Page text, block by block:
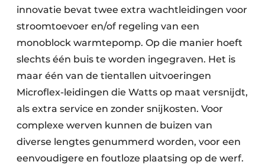
innovatie bevat twee extra wacht­leidingen voor
stroomtoevoer en/of regeling van een
monoblock warmtepomp. Op die manier hoeft
slechts één buis te worden ingegraven. Het is
maar één van de tientallen uitvoeringen
Microflex-leidingen die Watts op maat versnijdt,
als extra service en zonder snijkosten. Voor
complexe werven kunnen de buizen van
diverse lengtes genummerd worden, voor een
eenvoudigere en foutloze plaatsing op de werf.